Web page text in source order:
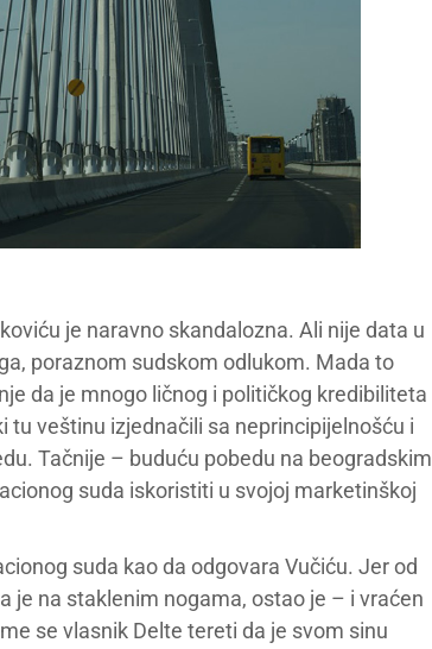
je naravno skandalozna. Ali nije data u
poraznom sudskom odlukom. Mada to
da je mnogo ličnog i političkog kredibiliteta
tu veštinu izjednačili sa neprincipijelnošću i
Tačnije – buduću pobedu na beogradskim
suda iskoristiti u svojoj marketinškoj
suda kao da odgovara Vučiću. Jer od
je na staklenim nogama, ostao je – i vraćen
se vlasnik Delte tereti da je svom sinu